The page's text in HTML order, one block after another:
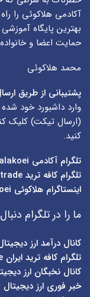
آکادمی هلاکوئی را
بهترین پایگاه
حمایت اعضا و
محمد هلاکوئی
پشتیبانی از طریق
وارد داشبورد خود
(ارسال تیکت) کلیک
کنید.
تلگرام آکادمی
تلگرام کافه ترید
اینستاگرام هلاکوئی
ما را در تلگرام
کانال درآمد ارز
تلگرام کافه ترید ایران
کانال نخبگان ارز
خبر فوری ارز دیجیتال